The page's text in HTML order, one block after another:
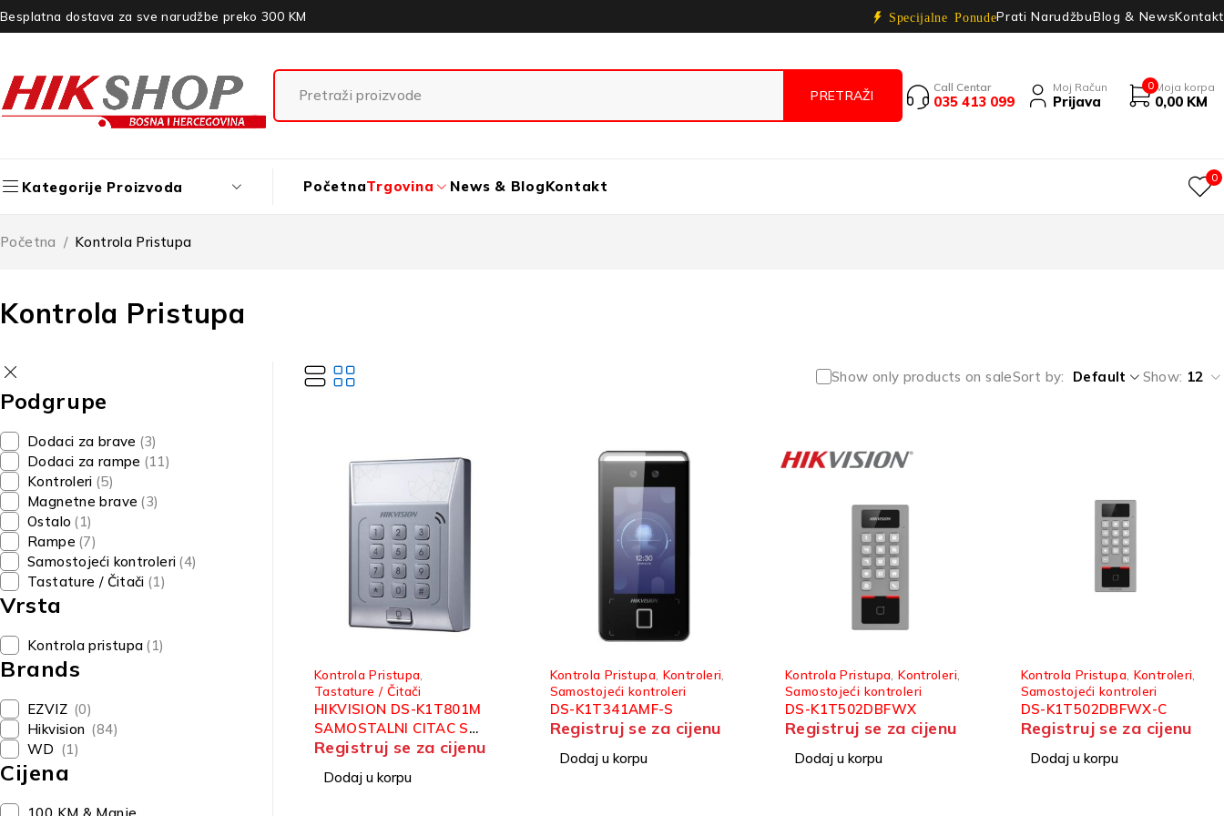
Besplatna dostava za sve narudžbe preko 300 KM Specijalne PonudePrati NarudžbuBlog & NewsKontakt
Call Centar
035 413 099
Moj Račun
Prijava
0 Moja korpa
0,00 KM
Kategorije Proizvoda PočetnaTrgovina News & BlogKontakt 0
Kontrola Pristupa
Početna / Kontrola Pristupa
Podgrupe
Dodaci za brave (3)
Dodaci za rampe (11)
Kontroleri (5)
Magnetne brave (3)
Ostalo (1)
Rampe (7)
Samostojeći kontroleri (4)
Tastature / Čitači (1)
Vrsta
Kontrola pristupa (1)
Brands
EZVIZ (0)
Hikvision (84)
WD (1)
Cijena
Show only products on saleSort by Default Show: 12
Kontrola Pristupa
Tastature / Čitači
HIKVISION DS-K1T801M
SAMOSTALNI CITAC S
TIPKOVNICOM
Registruj se za cijenu
Dodaj u korpu
Kontrola Pristupa, Kontroleri
Samostojeći kontroleri
DS-K1T341AMF-S
Registruj se za cijenu
Dodaj u korpu
Kontrola Pristupa ,Kontroleri
Samostojeći kontroleri
DS-K1T502DBFWX
Registruj se za cijenu
Dodaj u korpu
Kontrola Pristupa, Kontroleri
Samostojeći kontroleri
DS-K1T502DBFWX-C
Registruj se za cijenu
Dodaj u korpu